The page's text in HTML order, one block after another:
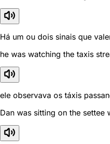
Há um ou dois sinais que
he was watching the taxis
ele observava os táxis
Dan was sitting on the settee